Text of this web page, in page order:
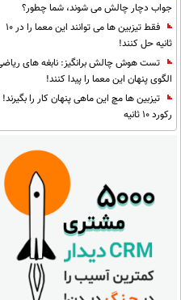
جواب دچار چالش می شوند، شما چطور؟
فقط تیزبین ها می توانند این معما را در 10
ثانیه حل کنند!
تست هوش چالش برانگیز: نابغه های
الگوی پنهان این معما را پیدا کنند!
تیزبین ها مچ این ماهی پنهان کار را
رکورد 10 ثانیه